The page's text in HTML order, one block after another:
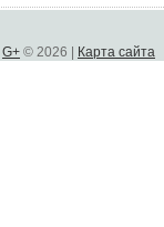
G+ © 2026 | Карта сайта